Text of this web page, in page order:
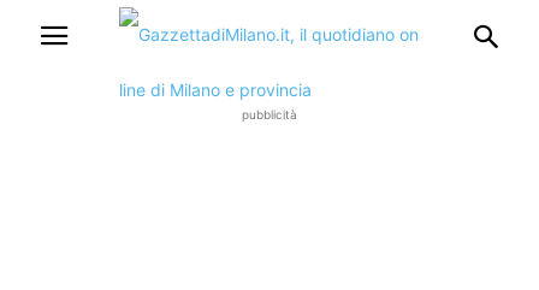
pubblicità